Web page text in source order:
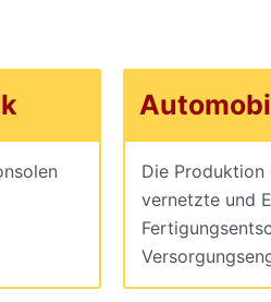
Die
vernetzte und